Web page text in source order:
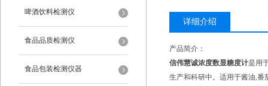
啤酒饮料检测仪
食品品质检测仪
食品包装检测仪器
详细介绍
产品简介：
信伟慧诚浓度数显糖度计是用
生产和科研中。适用于酱油,